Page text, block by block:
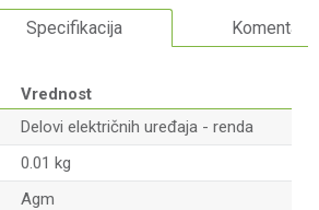
Specifikacija Komentari
Vrednost
Delovi električnih uređaja - renda
0.01 kg
Agm